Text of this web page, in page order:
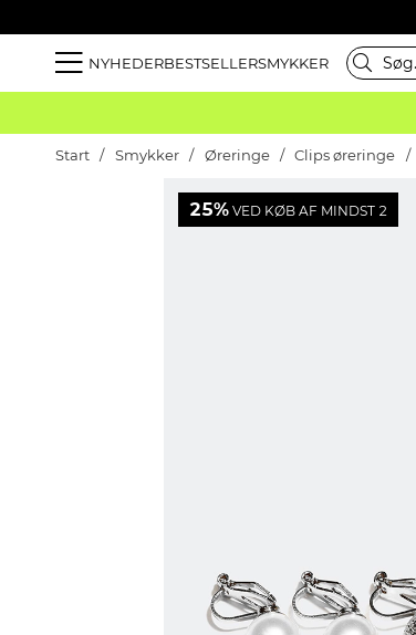
NYHEDERBESTSELLERSMYKKER
Start Smykker Øreringe Clips øreringe
25% VED KØB AF MINDST 2